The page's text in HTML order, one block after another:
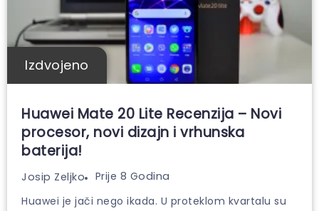
Izdvojeno
Huawei Mate 20 Lite Recenzija – Novi
procesor, novi dizajn i vrhunska
baterija!
Josip Zeljko
Prije 8 Godina
Huawei je jači nego ikada. U proteklom kvartalu su